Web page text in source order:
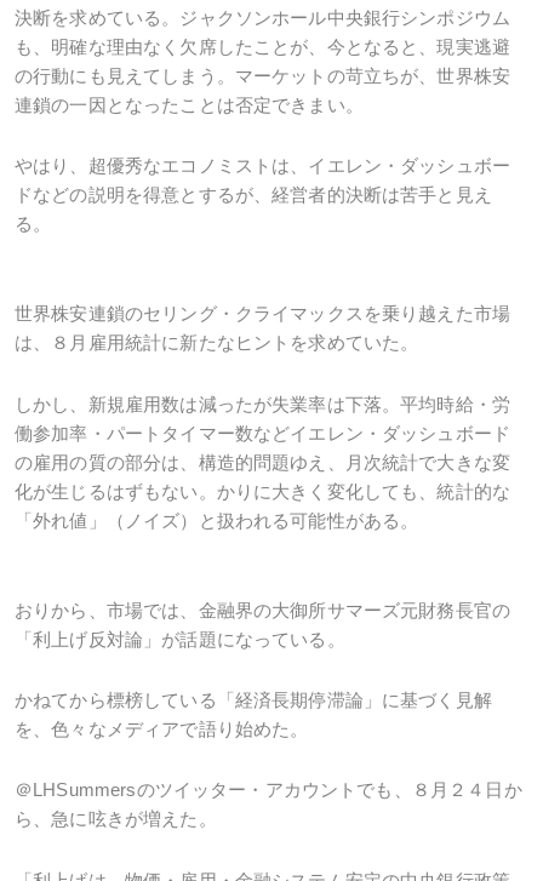
決断を求めている。ジャクソンホール中央銀行シンポジウム
も、明確な理由なく欠席したことが、今となると、現実逃避
の行動にも見えてしまう。マーケットの苛立ちが、世界株安
連鎖の一因となったことは否定できまい。
やはり、超優秀なエコノミストは、イエレン・ダッシュボー
ドなどの説明を得意とするが、経営者的決断は苦手と見え
る。
世界株安連鎖のセリング・クライマックスを乗り越えた市場
は、８月雇用統計に新たなヒントを求めていた。
しかし、新規雇用数は減ったが失業率は下落。平均時給・労
働参加率・パートタイマー数などイエレン・ダッシュボード
の雇用の質の部分は、構造的問題ゆえ、月次統計で大きな変
化が生じるはずもない。かりに大きく変化しても、統計的な
「外れ値」（ノイズ）と扱われる可能性がある。
おりから、市場では、金融界の大御所サマーズ元財務長官の
「利上げ反対論」が話題になっている。
かねてから標榜している「経済長期停滞論」に基づく見解
を、色々なメディアで語り始めた。
＠LHSummersのツイッター・アカウントでも、８月２４日か
ら、急に呟きが増えた。